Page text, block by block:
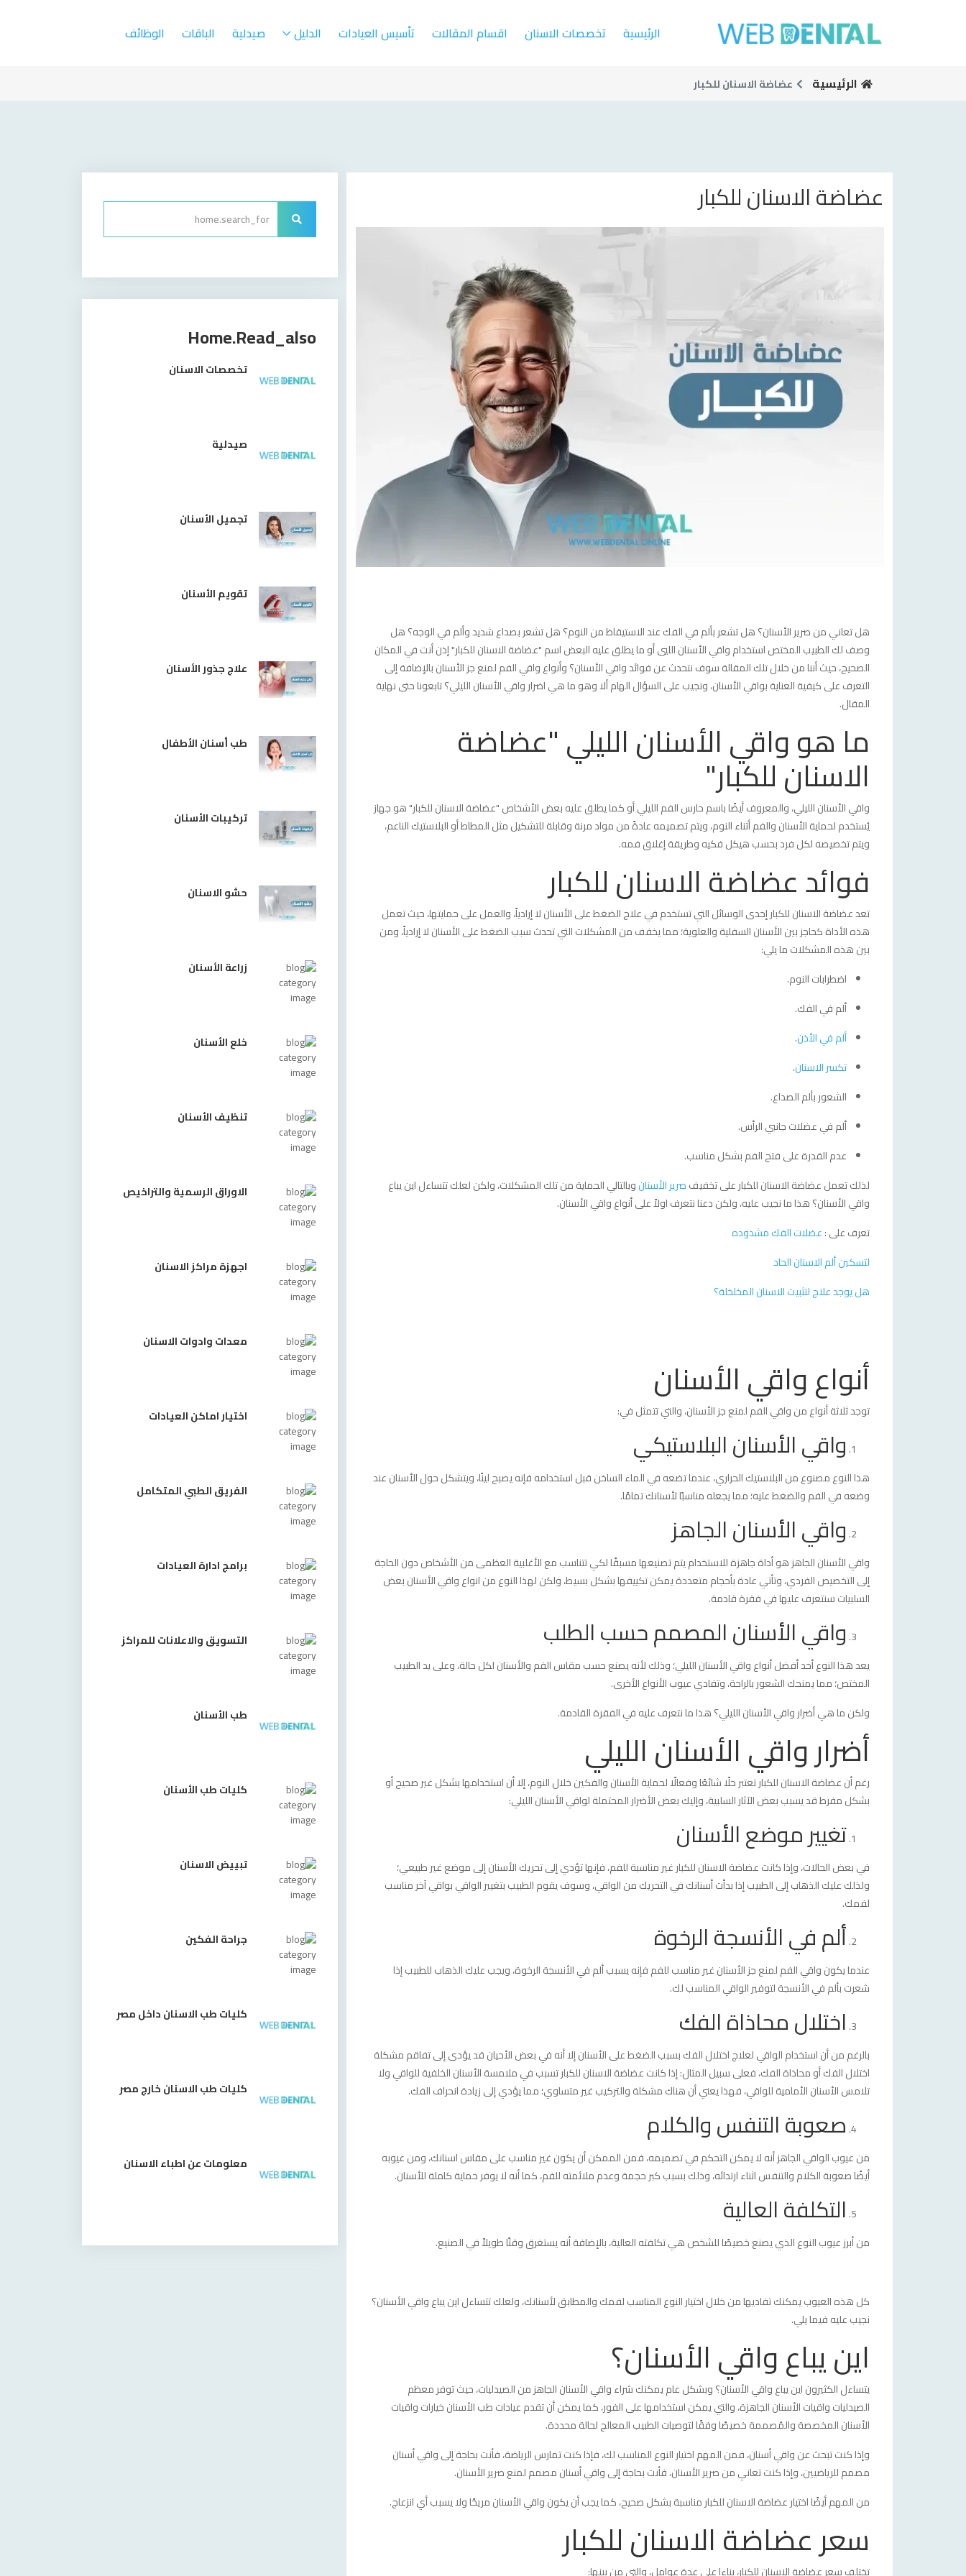
الرئيسية تخصصات الاسنان اقسام المقالات تأسيس العيادات الدليل صيدلية الباقات الوظائف
الرئيسية عضاضة الاسنان للكبار
عضاضة الاسنان للكبار
هل تعاني من صرير الأسنان؟ هل تشعر بألم في الفك عند الاستيقاظ من النوم؟ هل تشعر بصداع شديد وألم في الوجه؟ هل
وصف لك الطبيب المختص استخدام واقي الأسنان الليي أو ما يطلق عليه البعض اسم "عضاضة الاسنان للكبار" إذن أنت في المكان
الصحيح، حيث أننا من خلال تلك المقالة سوف نتحدث عن فوائد واقي الأسنان؟ وأنواع واقي الفم لمنع جز الأسنان بالإضافة إلى
التعرف على كيفية العناية بواقي الأسنان، ونجيب على السؤال الهام ألا وهو ما هي اضرار واقي الأسنان الليلي؟ تابعونا حتى نهاية
المقال.
ما هو واقي الأسنان الليلي "عضاضة
الاسنان للكبار"
واقي الأسنان الليلي، والمعروف أيضًا باسم حارس الفم الليلي أو كما يطلق عليه بعض الأشخاص "عضاضة الاسنان للكبار" هو جهاز
يُستخدم لحماية الأسنان والفم أثناء النوم، ويتم تصميمه عادةً من مواد مرنة وقابلة للتشكيل مثل المطاط أو البلاستيك الناعم،
ويتم تخصيصه لكل فرد بحسب هيكل فكيه وطريقة إغلاق فمه.
فوائد عضاضة الاسنان للكبار
تعد عضاضة الاسنان للكبار إحدى الوسائل التي تستخدم في علاج الضغط على الأسنان لا إرادياً، والعمل على حمايتها، حيث تعمل
هذه الأداة كحاجز بين الأسنان السفلية والعلوية؛ مما يخفف من المشكلات التي تحدث سبب الضغط على الأسنان لا إرادياً، ومن
بين هذه المشكلات ما يلي:
اضطرابات النوم.
ألم في الفك.
ألم في الأذن.
تكسر الاسنان.
الشعور بألم الصداع.
ألم في عضلات جانبي الرأس.
عدم القدرة على فتح الفم بشكل مناسب.
لذلك تعمل عضاضة الاسنان للكبار على تخفيفصرير الأسنانوبالتالي الحماية من تلك المشكلات، ولكن لعلك تتساءل اين يباع
واقي الأسنان؟ هذا ما نجيب عليه، ولكن دعنا نتعرف اولاً على أنواع واقي الأسنان.
تعرف على :عضلات الفك مشدوده
لتسكين ألم الاسنان الحاد
هل يوجد علاج لتثبيت الاسنان المخلخلة؟
أنواع واقي الأسنان
توجد ثلاثة أنواع من واقي الفم لمنع جز الأسنان، والتي تتمثل في:
واقي الأسنان البلاستيكي
هذا النوع مصنوع من البلاستيك الحراري، عندما تضعه في الماء الساخن قبل استخدامه فإنه يصبح لينًا، ويتشكل حول الأسنان عند
وضعه في الفم والضغط عليه؛ مما يجعله مناسبًا لأسنانك تمامًا.
واقي الأسنان الجاهز
واقي الأسنان الجاهز هو أداة جاهزة للاستخدام يتم تصنيعها مسبقًا لكي تتناسب مع الأغلبية العظمى من الأشخاص دون الحاجة
إلى التخصيص الفردي، وتأتي عادة بأحجام متعددة يمكن تكييفها بشكل بسيط، ولكن لهذا النوع من انواع واقي الأسنان بعض
السلبيات سنتعرف عليها في فقرة قادمة.
واقي الأسنان المصمم حسب الطلب
يعد هذا النوع أحد أفضل أنواع واقي الأسنان الليلي؛ وذلك لأنه يصنع حسب مقاس الفم والأسنان لكل حالة، وعلى يد الطبيب
المختص؛ مما يمنحك الشعور بالراحة، وتفادي عيوب الأنواع الأخرى.
ولكن ما هي أضرار واقي الأسنان الليلي؟ هذا ما نتعرف عليه في الفقرة القادمة.
أضرار واقي الأسنان الليلي
رغم أن عضاضة الاسنان للكبار تعتبر حلًا شائعًا وفعالًا لحماية الأسنان والفكين خلال النوم، إلا أن استخدامها بشكل غير صحيح أو
بشكل مفرط قد يسبب بعض الآثار السلبية، وإليك بعض الأضرار المحتملة لواقي الأسنان الليلي:
تغيير موضع الأسنان
في بعض الحالات، وإذا كانت عضاضة الاسنان للكبار غير مناسبة للفم، فإنها تؤدي إلى تحريك الأسنان إلى موضع غير طبيعي؛
ولذلك عليك الذهاب إلى الطبيب إذا بدأت أسنانك في التحريك من الواقي، وسوف يقوم الطبيب بتغيير الواقي بواقي آخر مناسب
لفمك.
ألم في الأنسجة الرخوة
عندما يكون واقي الفم لمنع جز الأسنان غير مناسب للفم فإنه يسبب ألم في الأنسجة الرخوة، ويجب عليك الذهاب للطبيب إذا
شعرت بألم في الأنسجة لتوفير الواقي المناسب لك.
اختلال محاذاة الفك
بالرغم من أن استخدام الواقي لعلاج اختلال الفك بسبب الضغط على الأسنان إلا أنه في بعض الأحيان قد يؤدى إلى تفاقم مشكلة
اختلال الفك أو محاذاة الفك، فعلى سبيل المثال: إذا كانت عضاضة الاسنان للكبار تسبب في ملامسة الأسنان الخلفية للواقي ولا
تلامس الأسنان الأمامية للواقي، فهذا يعني أن هناك مشكلة والتركيب غير متساوي؛ مما يؤدي إلى زيادة انحراف الفك.
صعوبة التنفس والكلام
من عيوب الواقي الجاهز أنه لا يمكن التحكم في تصميمه، فمن الممكن أن يكون غير مناسب على مقاس اسنانك، ومن عيوبه
أيضًا صعوبة الكلام والتنفس اثناء ارتدائه، وذلك بسبب كبر حجمة وعدم ملائمته للفم، كما أنه لا يوفر حماية كاملة للأسنان.
التكلفة العالية
من أبرز عيوب النوع الذي يصنع خصيصًا للشخص هي تكلفته العالية، بالإضافة أنه يستغرق وقتًا طويلاً في الصنيع.
كل هذه العيوب يمكنك تفاديها من خلال اختيار النوع المناسب لفمك والمطابق لأسنانك، ولعلك تتساءل اين يباع واقي الأسنان؟
نجيب عليه فيما يلي.
اين يباع واقي الأسنان؟
يتساءل الكثيرون اين يباع واقي الأسنان؟ وبشكل عام يمكنك شراء واقي الأسنان الجاهز من الصيدليات، حيث توفر معظم
الصيدليات واقيات الأسنان الجاهزة، والتي يمكن استخدامها على الفور، كما يمكن أن تقدم عيادات طب الأسنان خيارات واقيات
الأسنان المخصصة والمُصممة خصيصًا وفقًا لتوصيات الطبيب المعالج لحالة محددة.
وإذا كنت تبحث عن واقي أسنان، فمن المهم اختيار النوع المناسب لك، فإذا كنت تمارس الرياضة، فأنت بحاجة إلى واقي أسنان
مصمم للرياضيين، وإذا كنت تعاني من صرير الأسنان، فأنت بحاجة إلى واقي أسنان مصمم لمنع صرير الأسنان.
من المهم أيضًا اختيار عضاضة الاسنان للكبار مناسبة بشكل صحيح، كما يجب أن يكون واقي الأسنان مريحًا ولا يسبب أي انزعاج.
سعر عضاضة الاسنان للكبار
تختلف سعر عضاضة الاسنان للكبار، بناءا على عدة عوامل، والتي من بينها:
Home.read_also
تخصصات الاسنان
صيدلية
تجميل الأسنان
تقويم الأسنان
علاج جذور الأسنان
طب أسنان الأطفال
تركيبات الأسنان
حشو الاسنان
زراعة الأسنان
خلع الأسنان
تنظيف الأسنان
الاوراق الرسمية والتراخيص
اجهزة مراكز الاسنان
معدات وادوات الاسنان
اختيار اماكن العيادات
الفريق الطبي المتكامل
برامج ادارة العيادات
التسويق والاعلانات للمراكز
طب الأسنان
كليات طب الأسنان
تبييض الاسنان
جراحة الفكين
كليات طب الاسنان داخل مصر
كليات طب الاسنان خارج مصر
معلومات عن اطباء الاسنان